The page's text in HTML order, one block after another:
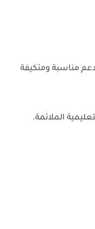
مناسبة ومتكيفة
الملائمة.